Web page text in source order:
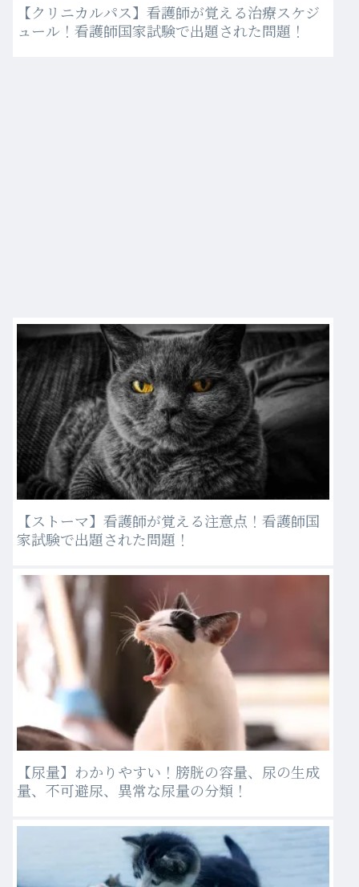
【クリニカルパス】看護師が覚える治療スケジ
ュール！看護師国家試験で出題された問題！
【ストーマ】看護師が覚える注意点！看護師国
家試験で出題された問題！
【尿量】わかりやすい！膀胱の容量、尿の生成
量、不可避尿、異常な尿量の分類！